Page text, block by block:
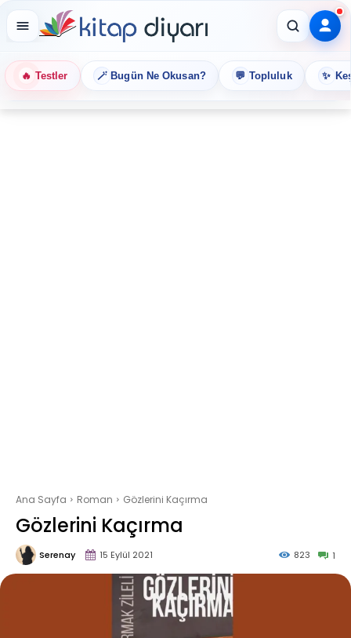
🔥 Testler 🪄 Bugün Ne Okusan? 💬 Topluluk ✨
Ana Sayfa Roman Gözlerini Kaçırma
Gözlerini Kaçırma
Serenay 15 Eylül 2021 1
823